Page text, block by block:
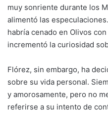
muy sonriente durante los
alimentó las
habría cenado en Olivos
incrementó la curiosidad
Flórez, sin embargo, ha
sobre su vida personal.
y amorosamente, pero no
referirse a su intento de